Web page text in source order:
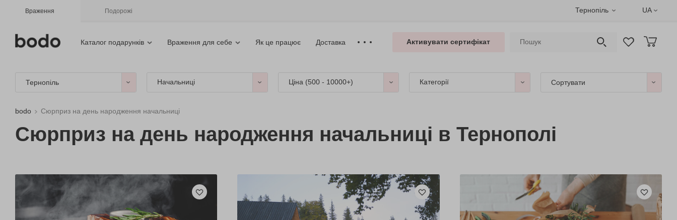
Враження Подорожі Тернопіль UA
Каталог подарунків Враження для себе Як це працює Доставка Активувати сертифікат
Тернопіль Начальниці Ціна (500 - 10000+) Категорії Сортувати
bodo Сюрприз на день народження начальниці
Сюрприз на день народження начальниці в Тернополі